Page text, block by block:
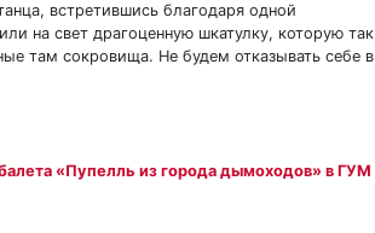
встретившись благодаря одной
на свет драгоценную шкатулку, которую так
там сокровища. Не будем отказывать себе в
«Пупелль из города дымоходов» в ГУМ